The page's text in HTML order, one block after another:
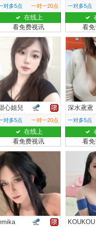
对多5点 一对一20点
在线上
看免费视讯
一对多5点
看
心姐兒
对多5点 一对一20点
在线上
看免费视讯
深水鳶鳶
一对多5点
看
KOUKOU